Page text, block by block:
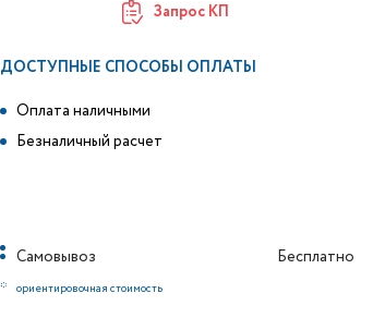
Запрос КП
ДОСТУПНЫЕ СПОСОБЫ ОПЛАТЫ
Оплата наличными
Безналичный расчет
Самовывоз
Бесплатно
* ориентировочная стоимость